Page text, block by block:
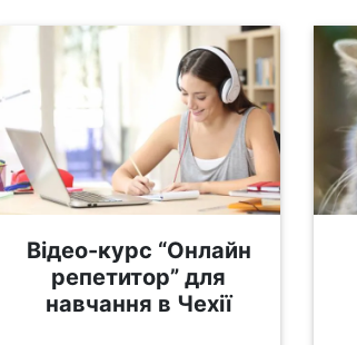
Відео-курс “Онлайн
репетитор” для
навчання в Чехії